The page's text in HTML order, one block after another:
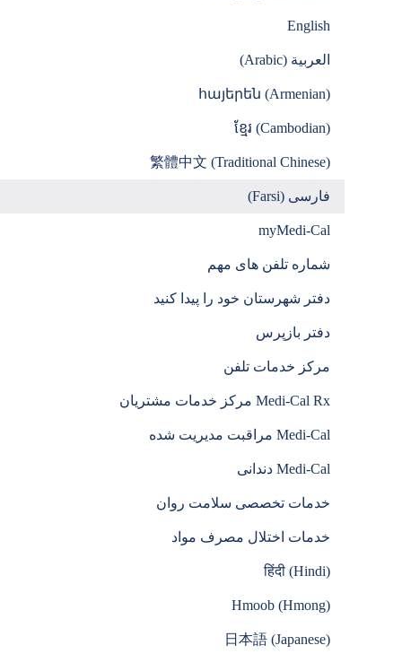
English
العربية (Arabic)
հայերեն (Armenian)
ខ្មែរ (Cambodian)
繁體中文 (Traditional Chinese)
فارسی (Farsi)
myMedi-Cal
شماره تلفن های مهم
دفتر شهرستان خود را پیدا کنید
دفتر بازپرس
مرکز خدمات تلفن
Medi-Cal Rx مرکز خدمات مشتریان
Medi-Cal مراقبت مدیریت شده
Medi-Cal دندانی
خدمات تخصصی سلامت روان
خدمات اختلال مصرف مواد
हिंदी (Hindi)
Hmoob (Hmong)
日本語 (Japanese)